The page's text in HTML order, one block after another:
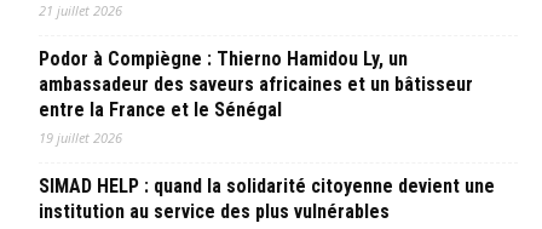
21 juillet 2026
Podor à Compiègne : Thierno Hamidou Ly, un
ambassadeur des saveurs africaines et un bâtisseur
entre la France et le Sénégal
19 juillet 2026
SIMAD HELP : quand la solidarité citoyenne devient une
institution au service des plus vulnérables